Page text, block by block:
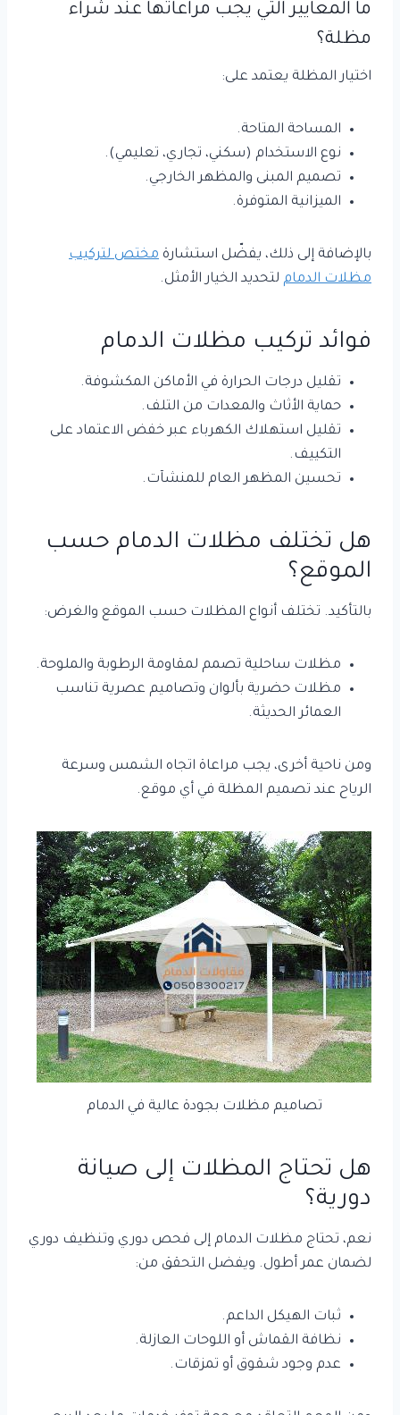
ما المعايير التي يجب مراعاتها عند شراء
مظلة؟
اختيار المظلة يعتمد على:
المساحة المتاحة.
نوع الاستخدام (سكني، تجاري، تعليمي).
تصميم المبنى والمظهر الخارجي.
الميزانية المتوفرة.
بالإضافة إلى ذلك، يفضّل استشارة مختص لتركيب
مظلات الدمام لتحديد الخيار الأمثل.
فوائد تركيب مظلات الدمام
تقليل درجات الحرارة في الأماكن المكشوفة.
حماية الأثاث والمعدات من التلف.
تقليل استهلاك الكهرباء عبر خفض الاعتماد على
التكييف.
تحسين المظهر العام للمنشآت.
هل تختلف مظلات الدمام حسب
الموقع؟
بالتأكيد. تختلف أنواع المظلات حسب الموقع والغرض:
مظلات ساحلية تصمم لمقاومة الرطوبة والملوحة.
مظلات حضرية بألوان وتصاميم عصرية تناسب
العمائر الحديثة.
ومن ناحية أخرى، يجب مراعاة اتجاه الشمس وسرعة
الرياح عند تصميم المظلة في أي موقع.
تصاميم مظلات بجودة عالية في الدمام
هل تحتاج المظلات إلى صيانة
دورية؟
نعم، تحتاج مظلات الدمام إلى فحص دوري وتنظيف دوري
لضمان عمر أطول. ويفضل التحقق من:
ثبات الهيكل الداعم.
نظافة القماش أو اللوحات العازلة.
عدم وجود شقوق أو تمزقات.